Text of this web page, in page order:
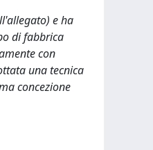
e ha
di fabbrica
con
una tecnica
concezione